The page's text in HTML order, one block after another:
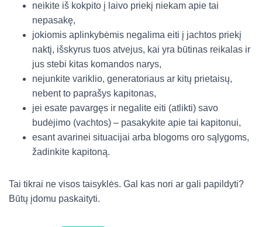
neikite iš kokpito į laivo priekį niekam apie tai
nepasakę,
jokiomis aplinkybėmis negalima eiti į jachtos priekį
naktį, išskyrus tuos atvejus, kai yra būtinas reikalas ir
jus stebi kitas komandos narys,
nejunkite variklio, generatoriaus ar kitų prietaisų,
nebent to paprašys kapitonas,
jei esate pavargęs ir negalite eiti (atlikti) savo
budėjimo (vachtos) – pasakykite apie tai kapitonui,
esant avarinei situacijai arba blogoms oro sąlygoms,
žadinkite kapitoną.
Tai tikrai ne visos taisyklės. Gal kas nori ar gali papildyti?
Būtų įdomu paskaityti.